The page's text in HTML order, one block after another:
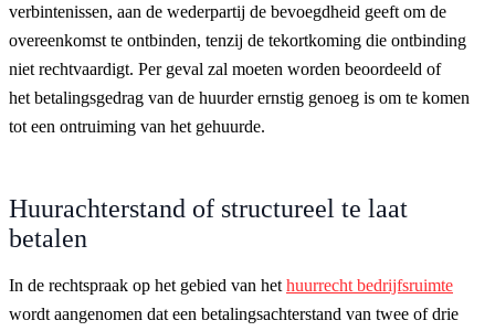
verbintenissen, aan de wederpartij de bevoegdheid geeft om de
overeenkomst te ontbinden, tenzij de tekortkoming die ontbinding
niet rechtvaardigt. Per geval zal moeten worden beoordeeld of
het betalingsgedrag van de huurder ernstig genoeg is om te komen
tot een ontruiming van het gehuurde.
Huurachterstand of structureel te laat
betalen
In de rechtspraak op het gebied van het huurrecht bedrijfsruimte
wordt aangenomen dat een betalingsachterstand van twee of drie